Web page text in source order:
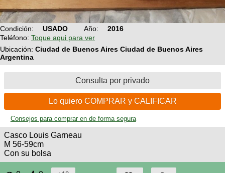
BMX
Ruta,
triatlon
De
todo
Enduro
Ranking
Fotos
del
COMPRO
CANJE
Mi
Reputación
Ventas
Técnica
Mecánica
Robadas
Noticias
Calendario
Operadores
de
cicloturismo
Relatos
de
viajes
de
Últimos
Buscar
Mis
Amigos
de
Condición: USADO Año:
2016
Teléfono: Toque aqui para ver
Ubicación: Ciudad de Buenos Aires Ciudad de Buenos Aires
Argentina
Consulta por privado
Lo quiero COMPRAR y CALIFICAR
Consejos para comprar en de forma segura
Casco Louis Garneau
M 56-59cm
Con su bolsa